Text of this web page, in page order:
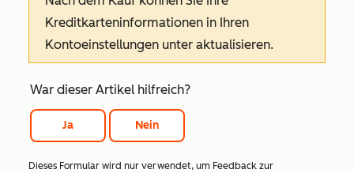
Kreditkarteninformationen in Ihren
Kontoeinstellungen unter aktualisieren.
War dieser Artikel hilfreich?
Ja Nein
Dieses Formular wird nur verwendet, um Feedback zur